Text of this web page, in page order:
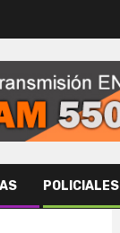
POLICIALES